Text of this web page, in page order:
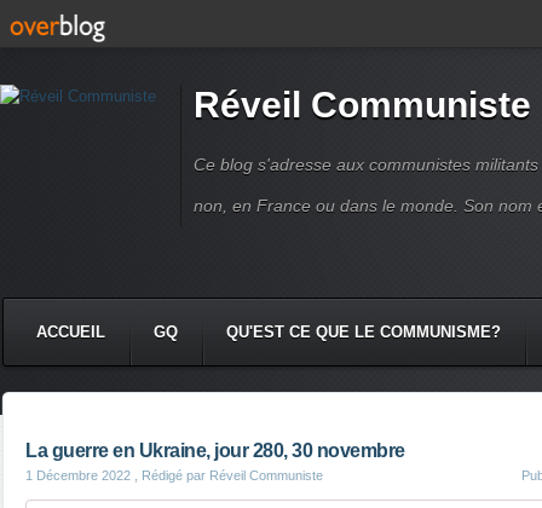
Réveil Communiste
Ce blog s'adresse aux communistes
non, en France ou dans le monde. Son nom
ACCUEIL GQ QU'EST CE QUE LE COMMUNISME?
La guerre en Ukraine, jour 280, 30 novembre
1 Décembre 2022 , Rédigé par Réveil Communiste